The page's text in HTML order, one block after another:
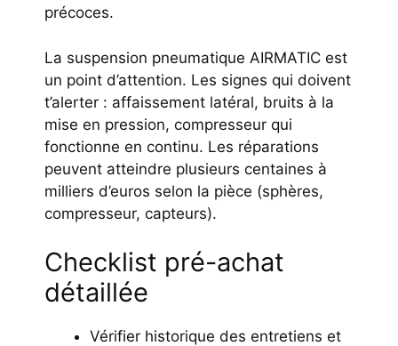
précoces.
La suspension pneumatique AIRMATIC est
un point d’attention. Les signes qui doivent
t’alerter : affaissement latéral, bruits à la
mise en pression, compresseur qui
fonctionne en continu. Les réparations
peuvent atteindre plusieurs centaines à
milliers d’euros selon la pièce (sphères,
compresseur, capteurs).
Checklist pré-achat
détaillée
Vérifier historique des entretiens et